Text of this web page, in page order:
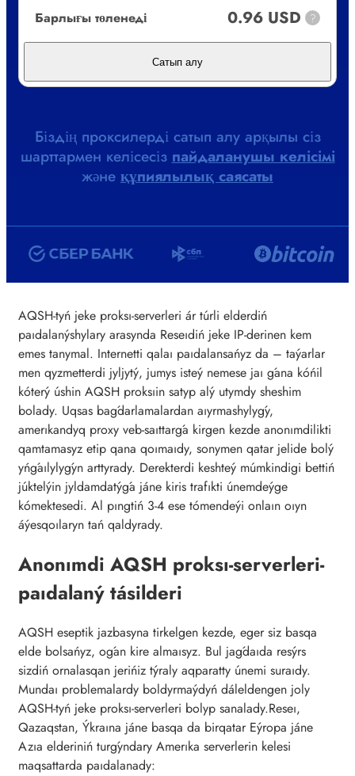
Барлығы төленеді 0.96 USD ?
Сатып алу
Біздің проксилерді сатып алу арқылы сіз
шарттармен келісесіз пайдаланушы келісімі
және құпиялылық саясаты
AQSH-tyń jeke proksı-serverleri ár túrli elderdiń
paıdalanýshylary arasynda Reseıdiń jeke IP-derinen kem
emes tanymal. Internetti qalaı paıdalansańyz da – taýarlar
men qyzmetterdi jyljytý, jumys isteý nemese jaı ǵana kóńil
kóterý úshin AQSH proksıin satyp alý utymdy sheshim
bolady. Uqsas baǵdarlamalardan aıyrmashylyǵy,
amerıkandyq proxy veb-saıttarǵa kirgen kezde anonımdilikti
qamtamasyz etip qana qoımaıdy, sonymen qatar jelide bolý
yńǵaılylyǵyn arttyrady. Derekterdi keshteý múmkindigi bettiń
júktelýin jyldamdatýǵa jáne kiris trafıkti únemdeýge
kómektesedi. Al pıngtiń 3-4 ese tómendeýi onlaın oıyn
áýesqoılaryn tań qaldyrady.
Anonımdi AQSH proksı-serverleri-
paıdalaný tásilderi
AQSH eseptik jazbasyna tirkelgen kezde, eger siz basqa
elde bolsańyz, oǵan kire almaısyz. Bul jaǵdaıda resýrs
sizdiń ornalasqan jerińiz týraly aqparatty únemi suraıdy.
Mundaı problemalardy boldyrmaýdyń dáleldengen joly
AQSH-tyń jeke proksı-serverleri bolyp sanalady.Reseı,
Qazaqstan, Ýkraına jáne basqa da birqatar Eýropa jáne
Azıa elderiniń turǵyndary Amerıka serverlerin kelesi
maqsattarda paıdalanady: